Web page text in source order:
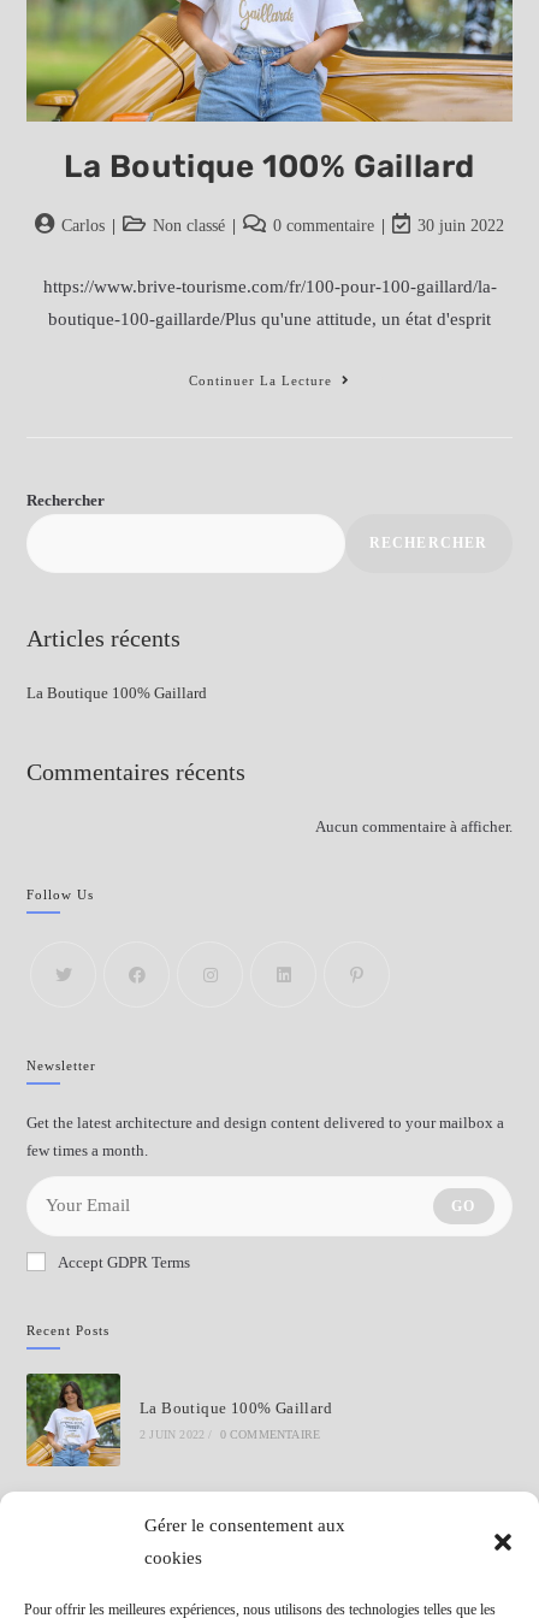
Gérer le consentement aux
cookies
Pour offrir les meilleures expériences, nous utilisons des technologies telles que les
La Boutique 100% Gaillard
Auteur/autrice
publication :
Carlos
Post Non classé
Post 0 commentaire
Post30 juin 2022
https://www.brive-tourisme.com/fr/100-pour-100-gaillard/la-
boutique-100-gaillarde/Plus qu'une attitude, un état d'esprit
Continuer La Lecture
La
Rechercher
RECHERCHER
Articles récents
La Boutique 100% Gaillard
Commentaires récents
Aucun commentaire à afficher.
Follow Us
Newsletter
Get the latest architecture and design content delivered to your mailbox a
few times a month.
GO
Accept GDPR Terms
Recent Posts
La Boutique 100% Gaillard
2 JUIN 2022 / 0 COMMENTAIRE
Commentaires Récents